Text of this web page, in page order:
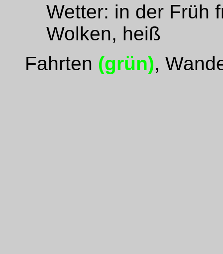
Wetter: in der Früh
Wolken, heiß
Fahrten (grün),